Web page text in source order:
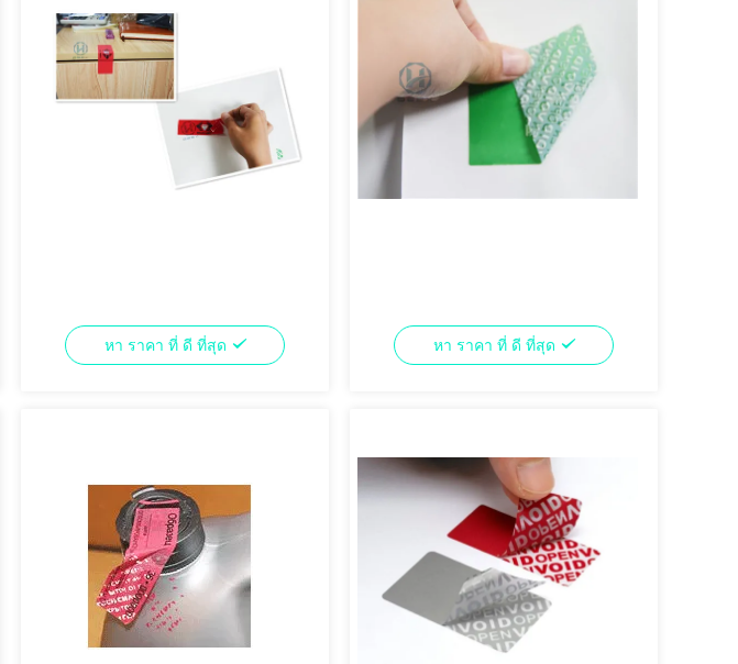
หา ราคา ที่ ดี ที่สุด หา ราคา ที่ ดี ที่สุด